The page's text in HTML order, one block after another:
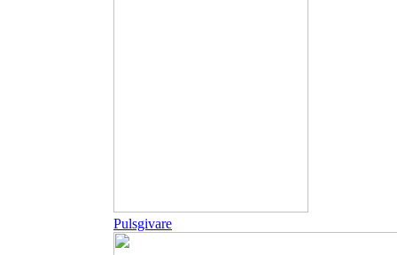
Pulsgivare